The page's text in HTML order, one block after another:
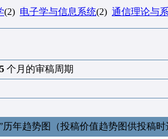
(2) 电子学与信息系统(2) 通信理论与
个月的审稿周期
历年趋势图（投稿价值趋势图供投稿